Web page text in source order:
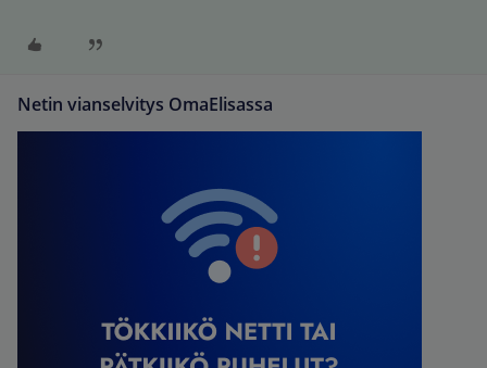
Netin vianselvitys OmaElisassa